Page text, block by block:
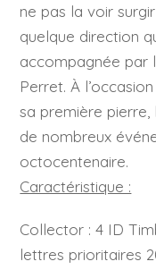
ne pas la voir
quelque direction
accompagnée par
Perret. À
sa première pierre,
de nombreux
octocentenaire.
Caractéristique :
Collector : 4 ID
lettres prioritaires